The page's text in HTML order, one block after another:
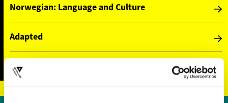
Norwegian: Language and Culture
Adapted
Half-year course